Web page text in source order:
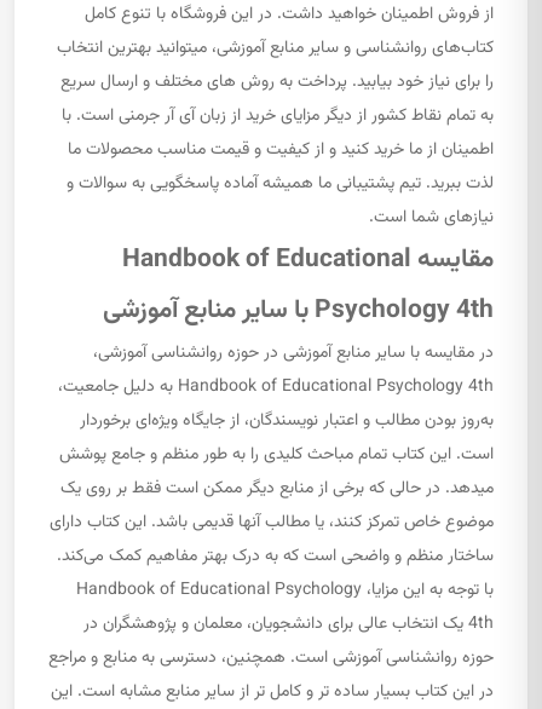
از فروش اطمینان خواهید داشت. در این فروشگاه با تنوع کامل
کتاب‌های روانشناسی و سایر منابع آموزشی، میتوانید بهترین انتخاب
را برای نیاز خود بیابید. پرداخت به روش های مختلف و ارسال سریع
به تمام نقاط کشور از دیگر مزایای خرید از زبان آی آر جرمنی است. با
اطمینان از ما خرید کنید و از کیفیت و قیمت مناسب محصولات ما
لذت ببرید. تیم پشتیبانی ما همیشه آماده پاسخگویی به سوالات و
نیازهای شما است.
مقایسه Handbook of Educational
Psychology 4th با سایر منابع آموزشی
در مقایسه با سایر منابع آموزشی در حوزه روانشناسی آموزشی،
Handbook of Educational Psychology 4th به دلیل جامعیت،
به‌روز بودن مطالب و اعتبار نویسندگان، از جایگاه ویژه‌ای برخوردار
است. این کتاب تمام مباحث کلیدی را به طور منظم و جامع پوشش
میدهد. در حالی که برخی از منابع دیگر ممکن است فقط بر روی یک
موضوع خاص تمرکز کنند، یا مطالب آنها قدیمی باشد. این کتاب دارای
ساختار منظم و واضحی است که به درک بهتر مفاهیم کمک می‌کند.
با توجه به این مزایا، Handbook of Educational Psychology
4th یک انتخاب عالی برای دانشجویان، معلمان و پژوهشگران در
حوزه روانشناسی آموزشی است. همچنین، دسترسی به منابع و مراجع
در این کتاب بسیار ساده تر و کامل تر از سایر منابع مشابه است. این